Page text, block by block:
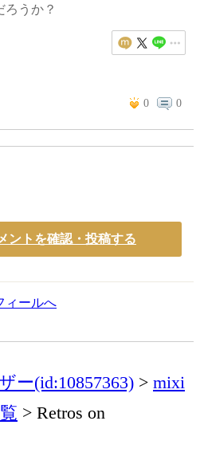
ろうか？
0 0
ントを確認・投稿する
ィールへ
ー(id:10857363)
mixi
Retros on